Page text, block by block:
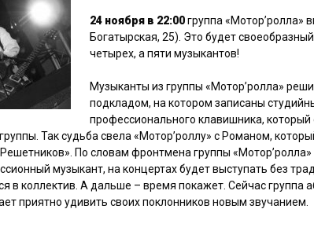
24 ноября в 22:00группа «Мотор’ролла»
Богатырская, 25). Это будет
четырех, а пяти музыкантов!
Музыканты из группы «Мотор’ролла»
подкладом, на котором записаны
профессионального клавишника, который
Так судьба свела «Мотор’роллу» с Романом,
По словам фронтмена группы
музыкант, на концертах будет выступать без
в коллектив. А дальше – время покажет. Сейчас группа
приятно удивить своих поклонников новым звучанием.